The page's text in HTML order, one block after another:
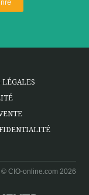
CIO-online.com 2026